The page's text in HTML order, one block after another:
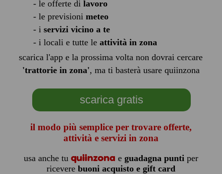
- le offerte di lavoro
- le previsioni meteo
- i servizi vicino a te
- i locali e tutte le attività in zona
scarica l'app e la prossima volta non dovrai cercare
'trattorie in zona', ma ti basterà usare quiinzona
scarica gratis
il modo più semplice per trovare offerte,
attività e servizi in zona
usa anche tu quiinzona e guadagna puntiper
ricevere buoni acquisto e gift card